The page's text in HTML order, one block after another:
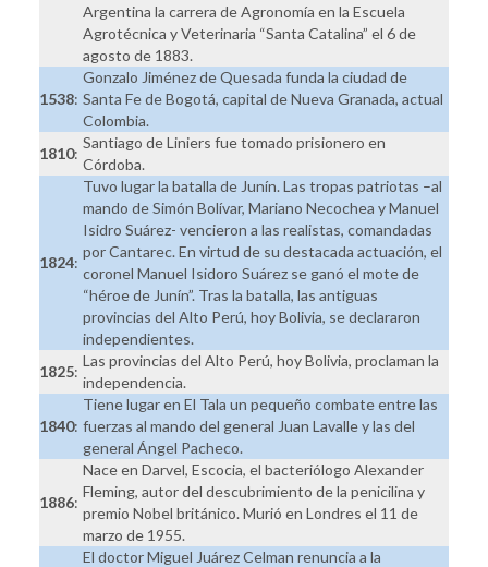
Argentina la carrera de Agronomía en la Escuela
Agrotécnica y Veterinaria “Santa Catalina” el 6 de
agosto de 1883.
1538:
Gonzalo Jiménez de Quesada funda la ciudad de
Santa Fe de Bogotá, capital de Nueva Granada, actual
Colombia.
1810:
Santiago de Liniers fue tomado prisionero en
Córdoba.
1824:
Tuvo lugar la batalla de Junín. Las tropas patriotas –al
mando de Simón Bolívar, Mariano Necochea y Manuel
Isidro Suárez- vencieron a las realistas, comandadas
por Cantarec. En virtud de su destacada actuación, el
coronel Manuel Isidoro Suárez se ganó el mote de
“héroe de Junín”. Tras la batalla, las antiguas
provincias del Alto Perú, hoy Bolivia, se declararon
independientes.
1825:
Las provincias del Alto Perú, hoy Bolivia, proclaman la
independencia.
1840:
Tiene lugar en El Tala un pequeño combate entre las
fuerzas al mando del general Juan Lavalle y las del
general Ángel Pacheco.
1886:
Nace en Darvel, Escocia, el bacteriólogo Alexander
Fleming, autor del descubrimiento de la penicilina y
premio Nobel británico. Murió en Londres el 11 de
marzo de 1955.
El doctor Miguel Juárez Celman renuncia a la